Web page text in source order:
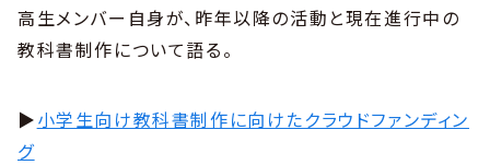
高生メンバー自身が、昨年以降の活動と現在進行中の
教科書制作について語る。
▶︎小学生向け教科書制作に向けたクラウドファンディン
グ